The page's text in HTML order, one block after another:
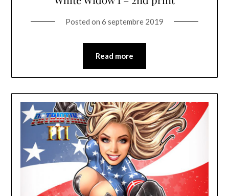
Posted on 6 septembre 2019
Read more